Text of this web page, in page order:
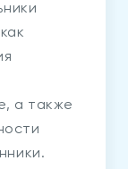
а также